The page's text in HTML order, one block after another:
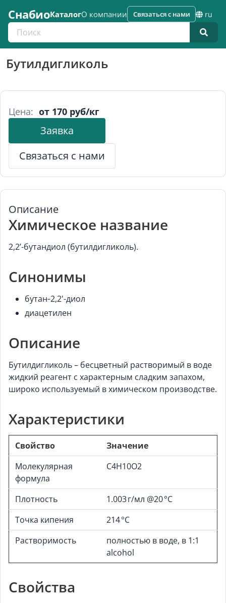
СнабиоКаталогО компании
Поиск по каталогу
Связаться с нами ru
Бутилдигликоль
Цена: от 170 руб/кг
Заявка
Связаться с нами
Описание
Химическое название
2,2’-бутандиол (бутилдигликоль).
Синонимы
бутан‑2,2'-диол
диацетилен
Описание
Бутилдигликоль – бесцветный растворимый в воде
жидкий реагент с характерным сладким запахом,
широко используемый в химическом производстве.
Характеристики
Свойство
Значение
Молекулярная
формула
C4H10O2
Плотность
1.003 г/мл @20 °C
Точка кипения
214 °C
Растворимость
полностью в воде, в 1:1
alcohol
Свойства